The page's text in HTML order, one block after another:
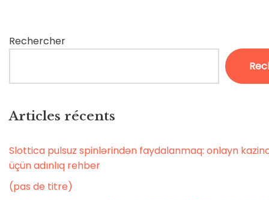
Rechercher
Articles récents
Slottica pulsuz spinlərindən faydalanmaq: onlayn
üçün adınlıq rehber
(pas de titre)